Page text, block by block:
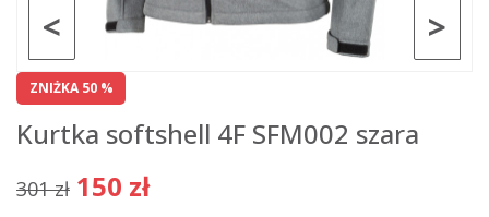
>
<
ZNIŻKA 50 %
Kurtka softshell 4F SFM002 szara
301 zł 150 zł